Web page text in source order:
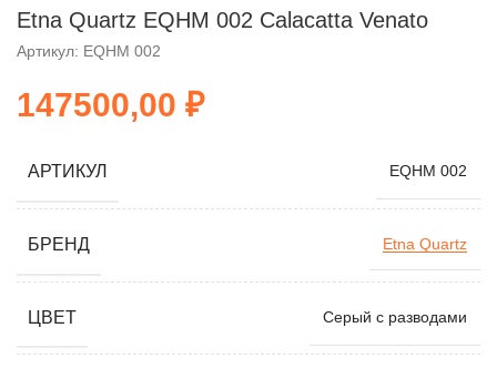
Etna Quartz EQHM 002 Calacatta Venato
Артикул: EQHM 002
₽
АРТИКУЛ EQHM 002
БРЕНД Etna Quartz
ЦВЕТ Серый с разводами